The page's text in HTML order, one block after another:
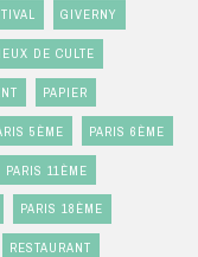
GIVERNY
DE CULTE
PAPIER
5ÈME PARIS 6ÈME
PARIS 11ÈME
PARIS 18ÈME
RESTAURANT